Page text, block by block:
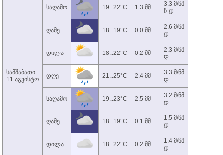
საღამო 19...22°C 1.3 მმ
3.3 მ/წმ
ჩ-დ
სამშაბათი
11 აგვისტო
ღამე 18...19°C 0.0 მმ
2.6 მ/წმ
დ
დილა 18...22°C 0.2 მმ
2.3 მ/წმ
დ
დღე 21...25°C 2.4 მმ
3.3 მ/წმ
დ
საღამო 19...23°C 2.5 მმ
3.2 მ/წმ
დ
ღამე 18...19°C 0.1 მმ
1.5 მ/წმ
დ
დილა 18...22°C 0.2 მმ
1.4 მ/წმ
დ